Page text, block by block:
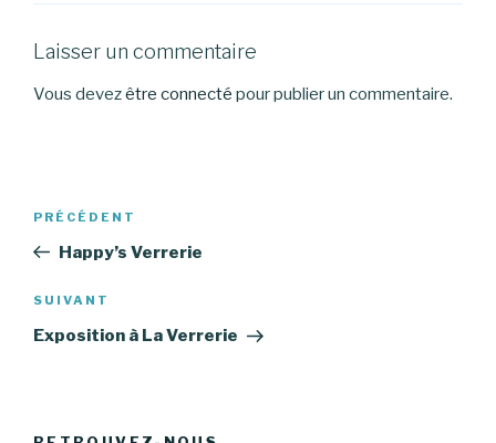
Laisser un commentaire
Vous devezêtre connecté pour publier un commentaire.
Navigation
l’article
Article
précédent
PRÉCÉDENT
Happy’s Verrerie
Article
suivant
SUIVANT
Exposition à La Verrerie